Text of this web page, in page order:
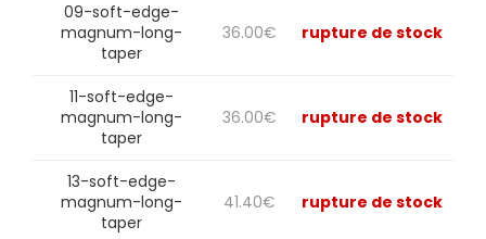
09-soft-edge-
magnum-long-
taper
36.00€ rupture de stock
11-soft-edge-
magnum-long-
taper
36.00€ rupture de stock
13-soft-edge-
magnum-long-
taper
41.40€ rupture de stock